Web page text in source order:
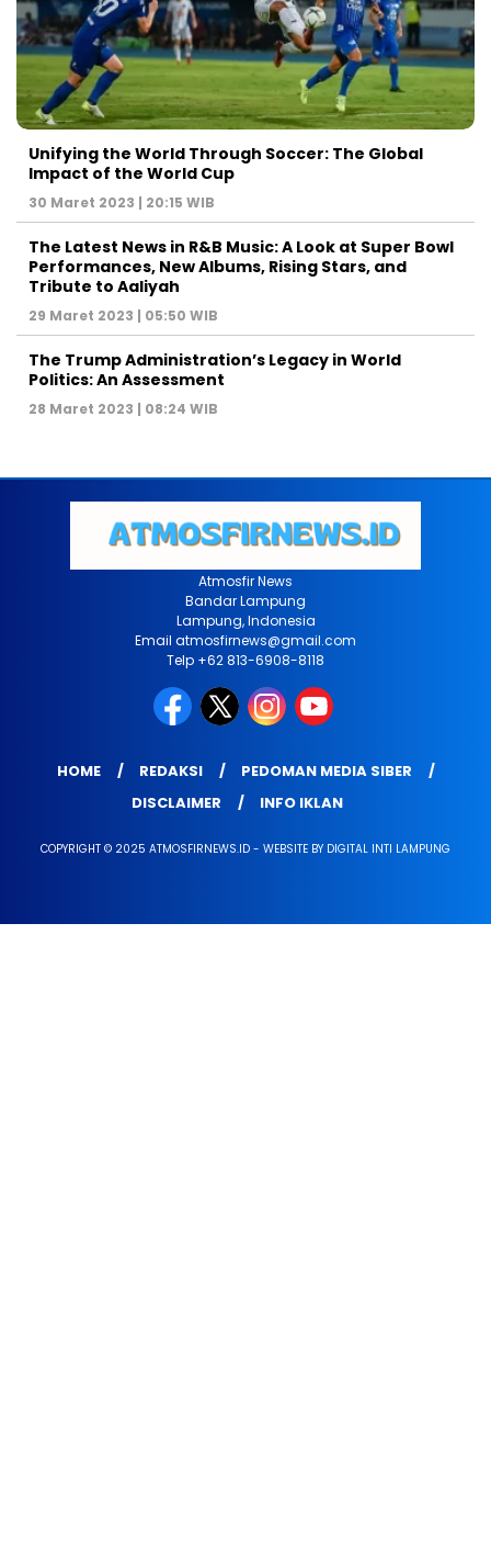
Unifying the World Through Soccer: The Global
Impact of the World Cup
30 Maret 2023 | 20:15 WIB
The Latest News in R&B Music: A Look at Super Bowl
Performances, New Albums, Rising Stars, and
Tribute to Aaliyah
29 Maret 2023 | 05:50 WIB
The Trump Administration’s Legacy in World
Politics: An Assessment
28 Maret 2023 | 08:24 WIB
Atmosfir News
Bandar Lampung
Lampung, Indonesia
Email atmosfirnews@gmail.com
Telp +62 813-6908-8118
HOME REDAKSI
PEDOMAN MEDIA SIBER
DISCLAIMER
INFO IKLAN
COPYRIGHT © 2025 ATMOSFIRNEWS.ID - WEBSITE BY DIGITAL INTI LAMPUNG